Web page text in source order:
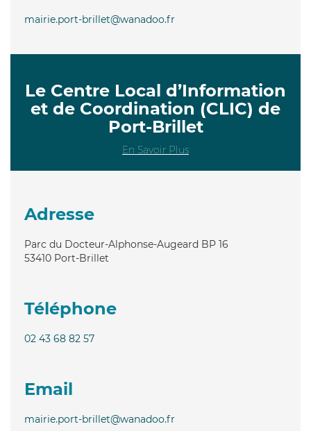
mairie.port-brillet@wanadoo.fr
Le Centre Local d’Information
et de Coordination (CLIC) de
Port-Brillet
En Savoir Plus
Adresse
Parc du Docteur-Alphonse-Augeard BP 16
53410 Port-Brillet
Téléphone
02 43 68 82 57
Email
mairie.port-brillet@wanadoo.fr